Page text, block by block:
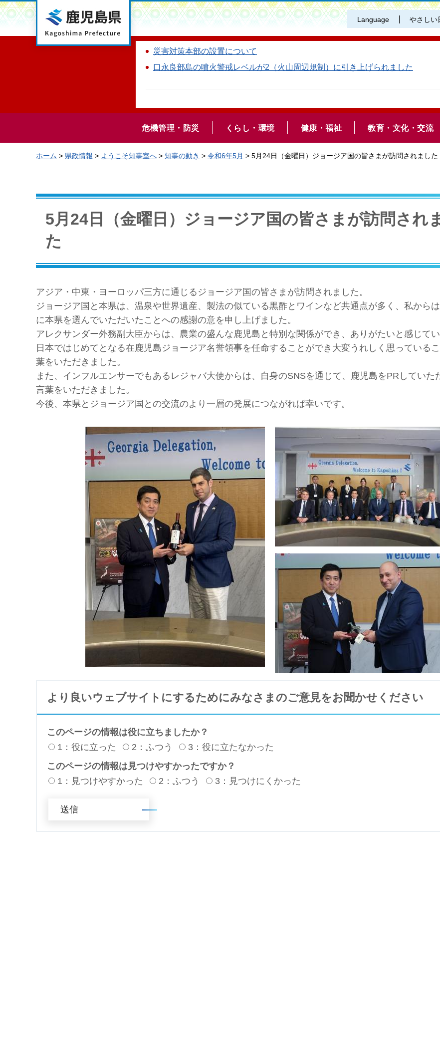
鹿児島県 Language やさしい
災害対策本部の設置について
口永良部島の噴火警戒レベルが2（火山周辺規制）に引き上げられました
危機管理・防災 くらし・環境 健康・福祉 教育・文化・交流
ホーム > 県政情報 > ようこそ知事室へ > 知事の動き > 令和6年5月 > 5月24日（金曜日）ジョージア国の皆さまが訪問されました
5月24日（金曜日）ジョージア国の皆さまが訪問され
た
アジア・中東・ヨーロッパ三方に通じるジョージア国の皆さまが訪問されました。
ジョージア国と本県は、温泉や世界遺産、製法の似ている黒酢とワインなど共通点が多く、私から
に本県を選んでいただいたことへの感謝の意を申し上げました。
アレクサンダー外務副大臣からは、農業の盛んな鹿児島と特別な関係ができ、ありがたいと感じてい
日本ではじめてとなる在鹿児島ジョージア名誉領事を任命することができ大変うれしく思っている
葉をいただきました。
また、インフルエンサーでもあるレジャバ大使からは、自身のSNSを通じて、鹿児島をPRしていた
言葉をいただきました。
今後、本県とジョージア国との交流のより一層の発展につながれば幸いです。
より良いウェブサイトにするためにみなさまのご意見をお聞かせください
このページの情報は役に立ちましたか？
1：役に立った
2：ふつう
3：役に立たなかった
このページの情報は見つけやすかったですか？
1：見つけやすかった
2：ふつう 3：見つけにくかった